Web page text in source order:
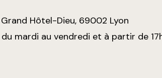
Hôtel-Dieu, 69002 Lyon
mardi au vendredi et à partir de